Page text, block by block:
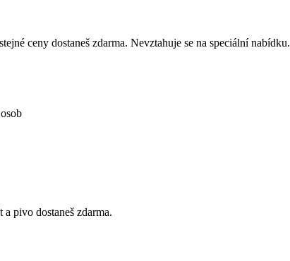
ceny dostaneš zdarma. Nevztahuje se na speciální nabídku.
pivo dostaneš zdarma.